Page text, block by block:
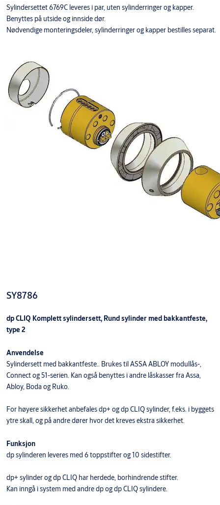
Sylindersettet 6769C leveres i par, uten sylinderringer og kapper.
Benyttes på utside og innside dør.
Nødvendige monteringsdeler, sylinderringer og kapper bestilles separat.
SY8786
dp CLIQ Komplett sylindersett, Rund sylinder med bakkantfeste,
type 2
Anvendelse
Sylindersett med bakkantfeste.. Brukes til ASSA ABLOY modullås-,
Connect og 51-serien. Kan også benyttes i andre låskasser fra Assa,
Abloy, Boda og Ruko.
For høyere sikkerhet anbefales dp+ og dp CLIQ sylinder, f.eks. i byggets
ytre skall, og på andre dører hvor det kreves ekstra sikkerhet.
Funksjon
dp sylinderen leveres med 6 toppstifter og 10 sidestifter.
dp+ sylinder og dp CLIQ har herdede, borhindrende stifter.
Kan inngå i system med andre dp og dp CLIQ sylindere.